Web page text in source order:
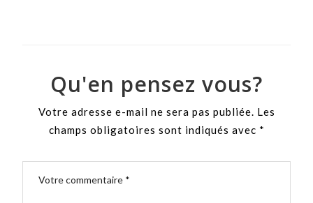
Qu'en pensez vous?
Votre adresse e-mail ne sera pas publiée. Les
champs obligatoires sont indiqués avec *